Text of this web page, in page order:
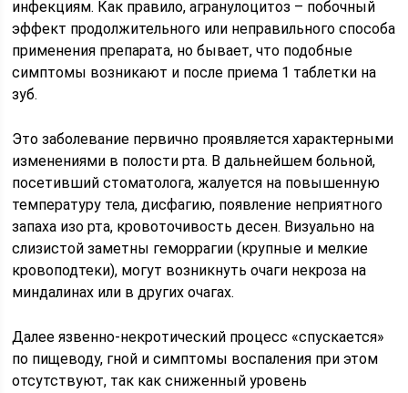
инфекциям. Как правило, агранулоцитоз – побочный
эффект продолжительного или неправильного способа
применения препарата, но бывает, что подобные
симптомы возникают и после приема 1 таблетки на
зуб.
Это заболевание первично проявляется характерными
изменениями в полости рта. В дальнейшем больной,
посетивший стоматолога, жалуется на повышенную
температуру тела, дисфагию, появление неприятного
запаха изо рта, кровоточивость десен. Визуально на
слизистой заметны геморрагии (крупные и мелкие
кровоподтеки), могут возникнуть очаги некроза на
миндалинах или в других очагах.
Далее язвенно-некротический процесс «спускается»
по пищеводу, гной и симптомы воспаления при этом
отсутствуют, так как сниженный уровень